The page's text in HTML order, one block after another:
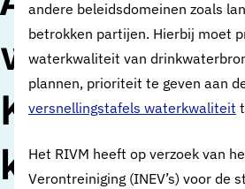
wil regie
KRW-
kwaliteit
andere beleidsdomeinen zoals
betrokken partijen. Hierbij moet
waterkwaliteit van
plannen, prioriteit te geven aan
versnellingstafels waterkwaliteit
Het RIVM heeft op verzoek van
Verontreiniging (INEV’s) voor de